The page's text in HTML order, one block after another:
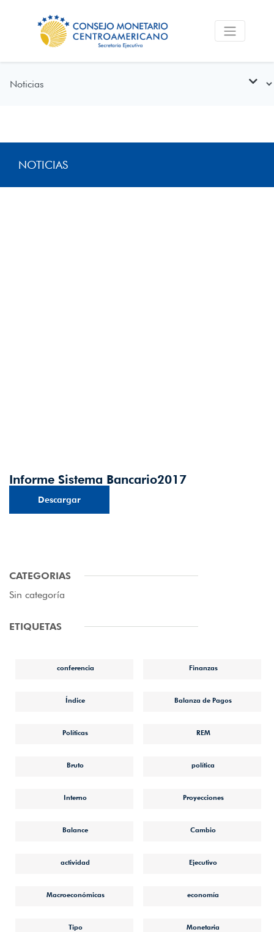
NOTICIAS
Informe Sistema Bancario2017
Descargar
CATEGORIAS
Sin categoría
ETIQUETAS
conferencia Finanzas
Índice Balanza de Pagos
Políticas REM
Bruto política
Interno Proyecciones
Balance Cambio
actividad Ejecutivo
Macroeconómicas economía
Tipo Monetaria